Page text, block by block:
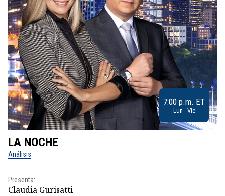
7:00 p.m. ET
Lun - Vie
LA NOCHE
Análisis
Presenta:
Claudia Gurisatti